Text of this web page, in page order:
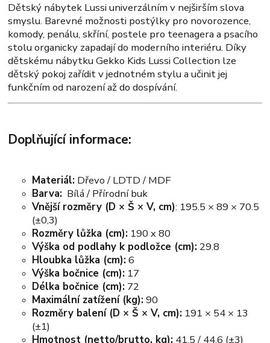
Dětský nábytek Lussi univerzálním v nejširším slova
smyslu. Barevné možnosti postýlky pro novorozence,
komody, penálu, skříní, postele pro teenagera a psacího
stolu organicky zapadají do moderního interiéru. Díky
dětskému nábytku Gekko Kids Lussi Collection lze
dětský pokoj zařídit v jednotném stylu a učinit jej
funkčním od narození až do dospívání.
Doplňující informace:
Materiál: Dřevo / LDTD / MDF
Barva: Bílá / Přírodní buk
Vnější rozměry (D × Š × V, cm): 195.5 × 89 × 70.5
(±0,3)
Rozměry lůžka (cm): 190 x 80
Výška od podlahy k podložce (cm): 29.8
Hloubka lůžka (cm):6
Výška bočnice (cm): 17
Délka bočnice (cm): 72
Maximální zatížení (kg):90
Rozměry balení (D × Š × V, cm): 191 × 54 × 13
(±1)
Hmotnost (netto/brutto, kg): 41.5 / 44.6 (±3)